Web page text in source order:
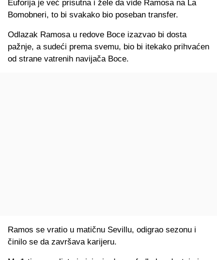
Euforija je već prisutna i žele da vide Ramosa na La
Bomobneri, to bi svakako bio poseban transfer.
Odlazak Ramosa u redove Boce izazvao bi dosta
pažnje, a sudeći prema svemu, bio bi itekako prihvaćen
od strane vatrenih navijača Boce.
Ramos se vratio u matičnu Sevillu, odigrao sezonu i
činilo se da završava karijeru.